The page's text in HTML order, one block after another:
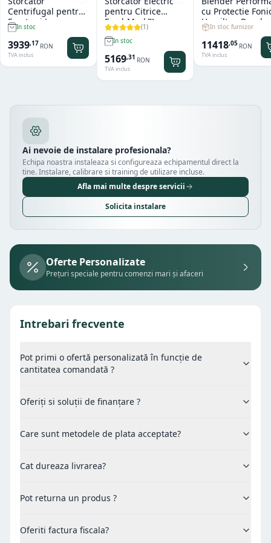
Centrifugal pentru
Fructe si Legume
Hendi Profi Line
Titan
In stoc
3939,17 RON
TVA inclus
pentru Citrice
FreshMark™
Hamilton Beach
(1)
In stoc
5169,31 RON
TVA inclus
cu Protectie
Hamilton Beach
Summit® Edge
In stoc furnizor
11418,05 RON
TVA inclus
Ai nevoie de instalare profesionala?
Echipa noastra instaleaza si configureaza echipamentul direct la
tine. Instalare, calibrare si training de utilizare incluse.
Afla mai multe despre servicii
Solicita instalare
Oferte Personalizate
Prețuri speciale pentru comenzi mari și afaceri
Intrebari frecvente
Pot primi o ofertă personalizată în funcție de
cantitatea comandată ?
Oferiți si soluții de finanțare ?
Care sunt metodele de plata acceptate?
Cat dureaza livrarea?
Pot returna un produs ?
Oferiti factura fiscala?